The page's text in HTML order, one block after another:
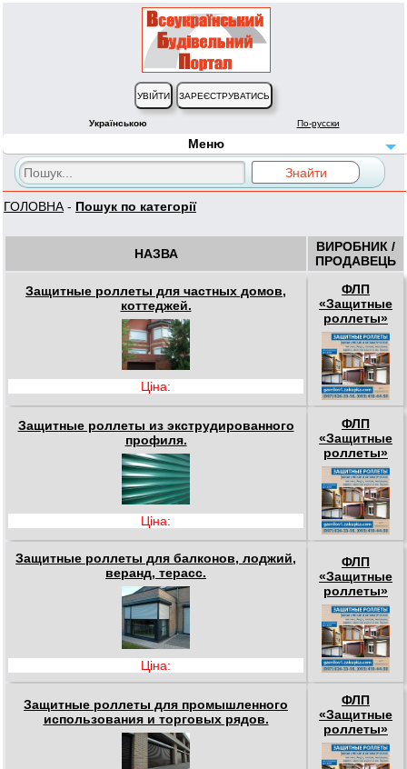
Українською По-русски
Меню
ГОЛОВНА - Пошук по категорії
НАЗВА
ВИРОБНИК /
ПРОДАВЕЦЬ
Защитные роллеты для частных домов,
коттеджей.
Ціна:
ФЛП
«Защитные
роллеты»
Защитные роллеты из экструдированного
профиля.
Ціна:
ФЛП
«Защитные
роллеты»
Защитные роллеты для балконов, лоджий,
веранд, терасс.
Ціна:
ФЛП
«Защитные
роллеты»
Защитные роллеты для промышленного
использования и торговых рядов.
ФЛП
«Защитные
роллеты»